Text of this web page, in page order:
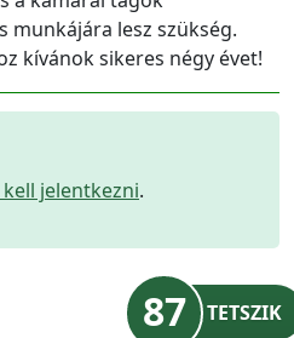
munkájára lesz szükség.
kívánok sikeres négy évet!
kell jelentkezni.
87 TETSZIK